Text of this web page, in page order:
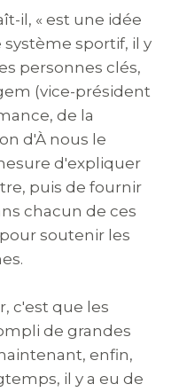
il, « est une idée
système sportif, il y
personnes clés,
(vice-président
de la
d'À nous le
d'expliquer
puis de fournir
chacun de ces
soutenir les
c'est que les
de grandes
enfin,
il y a eu de